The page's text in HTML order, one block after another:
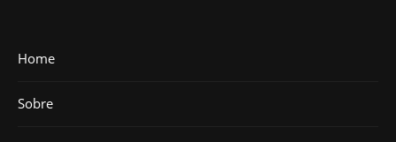
Home
Sobre